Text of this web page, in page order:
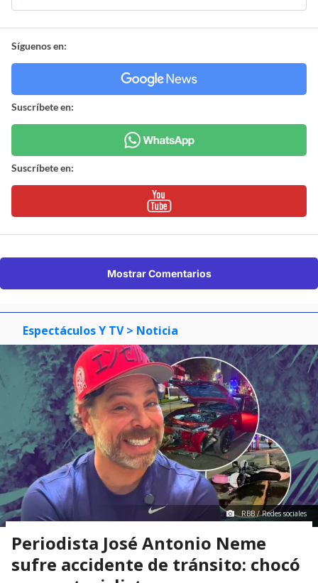
Síguenos en:
Suscríbete en:
Suscríbete en:
Mostrar Comentarios
Espectáculos Y TV > Noticia
RBB / Redes sociales
Periodista José Antonio Neme
sufre accidente de tránsito: chocó